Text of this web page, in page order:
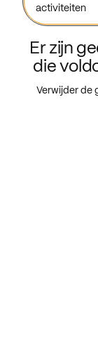
activiteiten
Er zijn
die
Verwijder de